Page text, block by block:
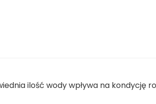
ilość wody wpływa na kondycję